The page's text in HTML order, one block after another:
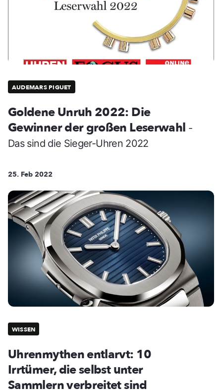
AUDEMARS PIGUET
Goldene Unruh 2022: Die
Gewinner der großen Leserwahl -
Das sind die Sieger-Uhren 2022
25. Feb 2022
WISSEN
Uhrenmythen entlarvt: 10
Irrtümer, die selbst unter
Sammlern verbreitet sind